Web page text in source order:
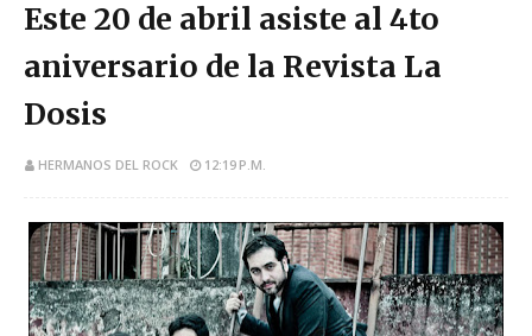
Este 20 de abril asiste al 4to
aniversario de la Revista La
Dosis
HERMANOS DEL ROCK 12:19 P.M.